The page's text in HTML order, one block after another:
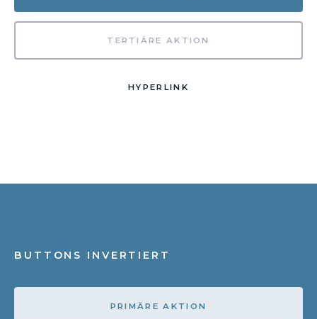
TERTIÄRE AKTION
HYPERLINK
BUTTONS INVERTIERT
PRIMÄRE AKTION